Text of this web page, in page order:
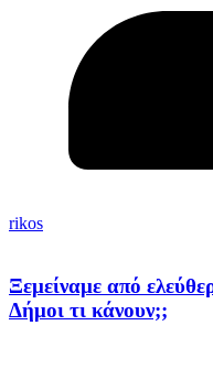
rikos
Ξεμείναμε από
Δήμοι τι κάνουν;;